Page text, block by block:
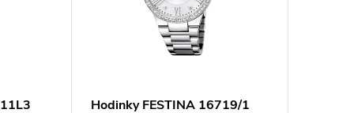
Hodinky FESTINA 16719/1